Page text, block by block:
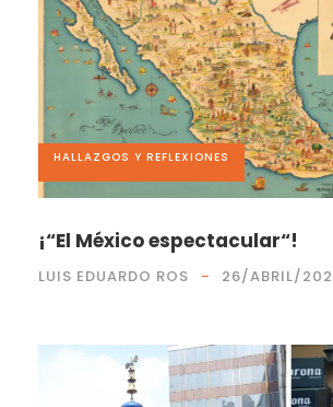
HALLAZGOS Y REFLEXIONES
¡“El México espectacular“!
LUIS EDUARDO ROS 26/ABRIL/